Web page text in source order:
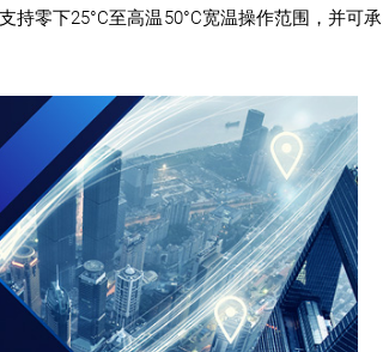
持零下25°C至高温50°C宽温操作范围，并可承